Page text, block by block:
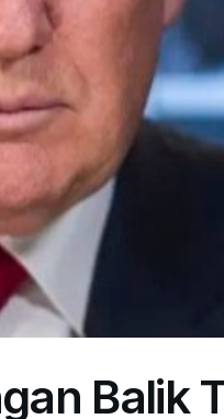
Balik